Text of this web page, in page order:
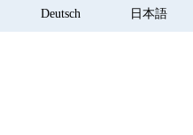
日本語
Deutsch